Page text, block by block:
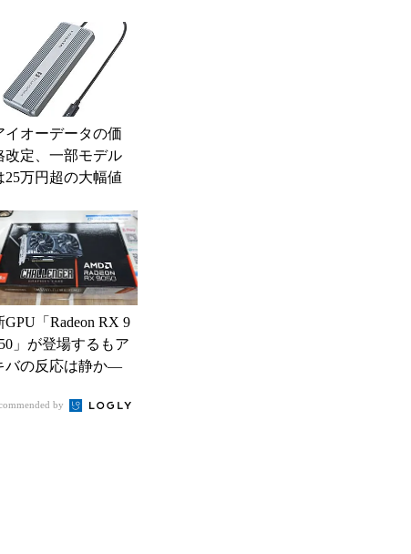
」の使い勝手を徹底
イオーデータの価
改定、一部モデル
25万円超の大幅値
GPU「Radeon RX 9
」が登場するもア
バの反応は静か―
事...
by